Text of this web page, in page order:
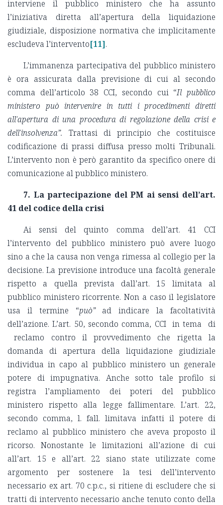
interviene il pubblico ministero che ha assunto
l’iniziativa diretta all’apertura della liquidazione
giudiziale, disposizione normativa che implicitamente
escludeva l’intervento[11].
L’immanenza partecipativa del pubblico ministero
è ora assicurata dalla previsione di cui al secondo
comma dell’articolo 38 CCI, secondo cui “Il pubblico
ministero può intervenire in tutti i procedimenti diretti
all'apertura di una procedura di regolazione della crisi e
dell'insolvenza”. Trattasi di principio che costituisce
codificazione di prassi diffusa presso molti Tribunali.
L’intervento non è però garantito da specifico onere di
comunicazione al pubblico ministero.
7. La partecipazione del PM ai sensi dell’art.
41 del codice della crisi
Ai sensi del quinto comma dell’art. 41 CCI
l’intervento del pubblico ministero può avere luogo
sino a che la causa non venga rimessa al collegio per la
decisione. La previsione introduce una facoltà generale
rispetto a quella prevista dall’art. 15 limitata al
pubblico ministero ricorrente. Non a caso il legislatore
usa il termine “può”ad indicare la facoltatività
dell’azione. L’art. 50, secondo comma, CCI in tema di
reclamo contro il provvedimento che rigetta la
domanda di apertura della liquidazione giudiziale
individua in capo al pubblico ministero un generale
potere di impugnativa. Anche sotto tale profilo si
registra l’ampliamento dei poteri del pubblico
ministero rispetto alla legge fallimentare. L’art. 22,
secondo comma, l. fall. limitava infatti il potere di
reclamo al pubblico ministero che aveva proposto il
ricorso. Nonostante le limitazioni all’azione di cui
all’art. 15 e all’art. 22 siano state utilizzate come
argomento per sostenere la tesi dell’intervento
necessario ex art. 70 c.p.c., si ritiene di escludere che si
tratti di intervento necessario anche tenuto conto della